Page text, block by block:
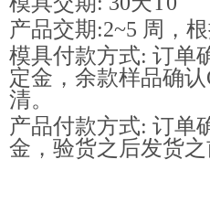
产品交期:2~5 周，
模具付款方式: 订单
定金，余款样品确
清。
产品付款方式: 订单
金，验货之后发货之